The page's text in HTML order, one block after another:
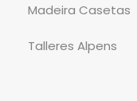
Madeira Casetas
Talleres Alpens